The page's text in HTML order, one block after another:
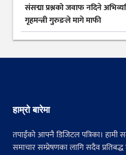
संसद्मा प्रश्नको जवाफ नदिने
गृहमन्त्री गुरुङले मागे माफी
हाम्रो बारेमा
तपाईंको आफ्नै डिजिटल पत्रिका। हामी
समाचार सम्प्रेषणका लागि सदैव प्रतिबद्ध